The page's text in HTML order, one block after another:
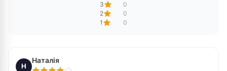
3
0
2
0
1
0
Н
Наталія